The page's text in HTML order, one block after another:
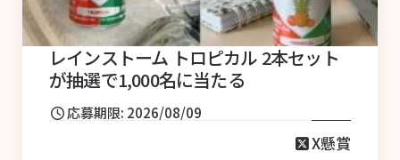
応募期限: 2026/08/09
レインストーム トロピカル 2本セット
が抽選で1,000名に当たる
X懸賞